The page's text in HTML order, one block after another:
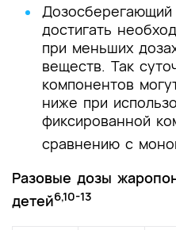
достигать
при меньших
веществ. Так
компонентов
ниже при
фиксированной
сравнению с
Разовые дозы
детей6,10-13